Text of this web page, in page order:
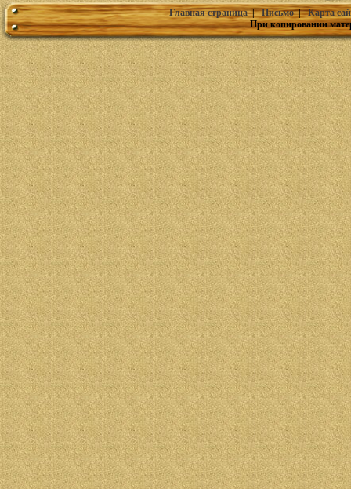
Главная страница|Письмо|Карта
При копировании